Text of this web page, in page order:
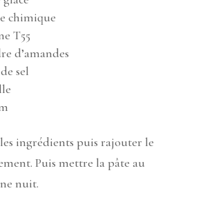
chimique
T55
d’amandes
sel
ingrédients puis rajouter le
Puis mettre la pâte au
nuit.